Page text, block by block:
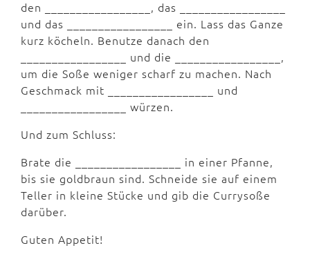
den _________________, das _________________
und das _________________ ein. Lass das Ganze
kurz köcheln. Benutze danach den
_________________ und die _________________,
um die Soße weniger scharf zu machen. Nach
Geschmack mit _________________ und
_________________ würzen.
Und zum Schluss:
Brate die _________________ in einer Pfanne,
bis sie goldbraun sind. Schneide sie auf einem
Teller in kleine Stücke und gib die Currysoße
darüber.
Guten Appetit!